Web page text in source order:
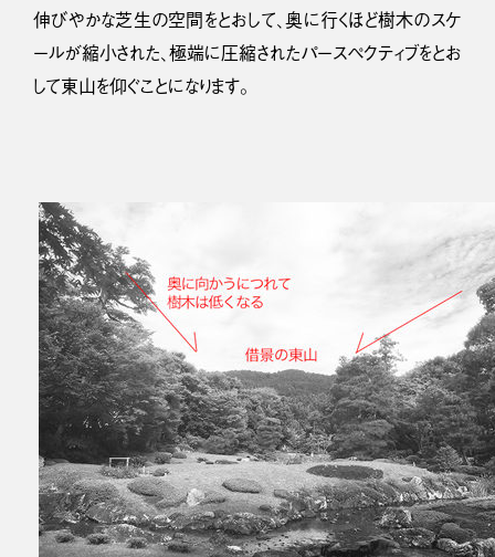
伸びやかな芝生の空間をとおして、奥に行くほど樹木のスケ
ールが縮小された、極端に圧縮されたパースペクティブをとお
して東山を仰ぐことになります。